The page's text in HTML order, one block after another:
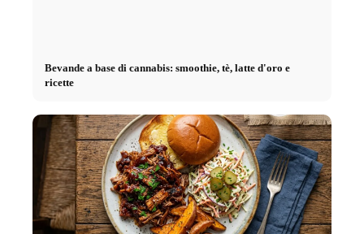
Bevande a base di cannabis: smoothie, tè, latte d'oro e
ricette